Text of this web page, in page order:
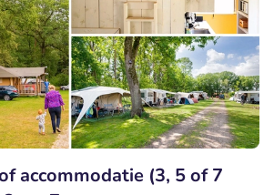
accommodatie (3, 5 of 7